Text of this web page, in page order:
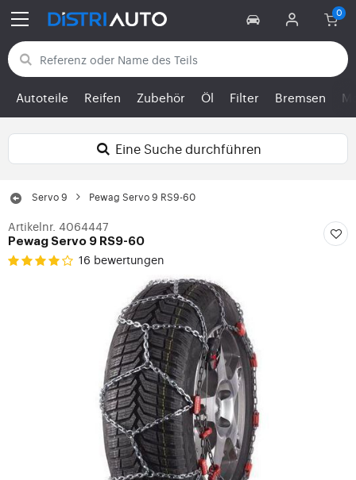
Zurück zu den Kategorien
Autoteile Reifen Zubehör Öl Filter Bremsen
Eine Suche durchführen
Servo 9 Pewag Servo 9 RS9-60
Artikelnr. 4064447
Pewag Servo 9 RS9-60
16 bewertungen